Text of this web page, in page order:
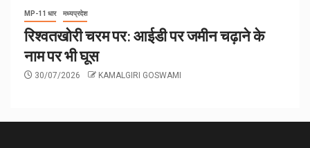
MP-11 धार मध्यप्रदेश
रिश्वतखोरी चरम पर: आईडी पर जमीन चढ़ाने के
नाम पर भी घूस
30/07/2026 KAMALGIRI GOSWAMI